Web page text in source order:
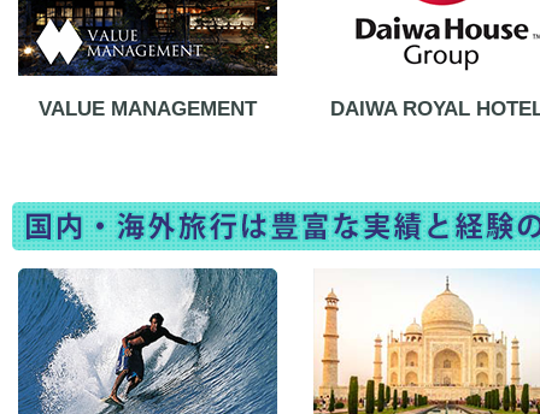
VALUE MANAGEMENT DAIWA ROYAL